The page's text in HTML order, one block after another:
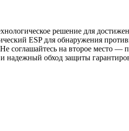
решение для
ESP для обнаружения
соглашайтесь на второе место —
надежный обход защиты